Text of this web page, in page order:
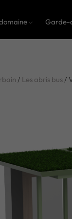
Garde-
/ Les abris bus/